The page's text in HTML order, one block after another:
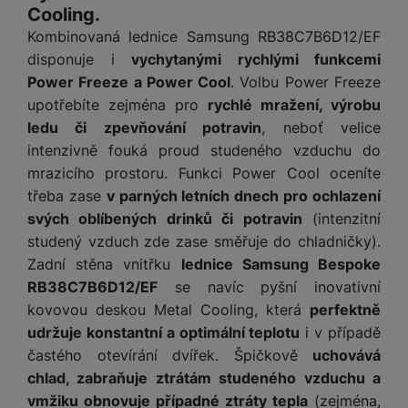
nastavovat znovu a abyste se s námi mohli spojit např. pomocí
chatu.
Povoleno
Díky těmto cookies vám práci s naším webem dokážeme ještě
zpříjemnit. Dokážeme si zapamatovat vaše nastavení, mohou
vám pomoci s vyplňováním formulářů, umožní nám zobrazit
služby jako je chat a podobně.
Analytické
Analytické-
abychom věděli, jak se na webu chováte, a mohli
náš web dále zlepšovat
Tyto cookies nám umožňují měření výkonu našeho webu i
našich reklamních kampaní. Jejich pomocí určujeme počet
návštěv a zdroje návštěv našich internetových stránek. Data
získaná pomocí těchto cookies zpracováváme souhrnně a
anonymně, takže nejsme schopni identifikovat konkrétní
uživatele našeho webu.
Marketingové
Marketingové -
abychom vás neobtěžovali nevhodnou
reklamou.
Povoleno
Marketingové cookies používáme my nebo naši partneři,
abychom vám mohli zobrazit vhodné obsahy nebo reklamy jak
na našich stránkách, tak na stránkách třetích stran.
Cooling.
Kombinovaná lednice Samsung RB38C7B6D12/EF
disponuje i vychytanými rychlými funkcemi
Power Freeze a Power Cool. Volbu Power Freeze
upotřebíte zejména pro rychlé mražení, výrobu
ledu či zpevňování potravin, neboť velice
intenzivně fouká proud studeného vzduchu do
mrazicího prostoru. Funkci Power Cool oceníte
třeba zase v parných letních dnech pro ochlazení
svých oblíbených drinků či potravin (intenzitní
studený vzduch zde zase směřuje do chladničky).
Zadní stěna vnitřku lednice Samsung Bespoke
RB38C7B6D12/EF se navíc pyšní inovativní
kovovou deskou Metal Cooling, která perfektně
udržuje konstantní a optimální teplotu i v případě
častého otevírání dvířek. Špičkově uchovává
chlad, zabraňuje ztrátám studeného vzduchu a
vmžiku obnovuje případné ztráty tepla (zejména,